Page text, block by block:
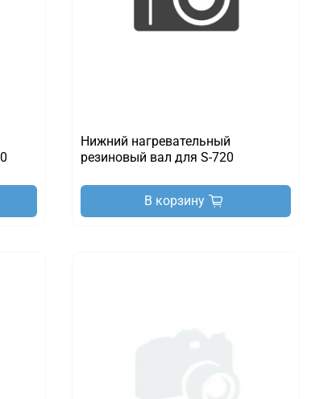
Нижний нагревательный
резиновый вал для S-720
В корзину